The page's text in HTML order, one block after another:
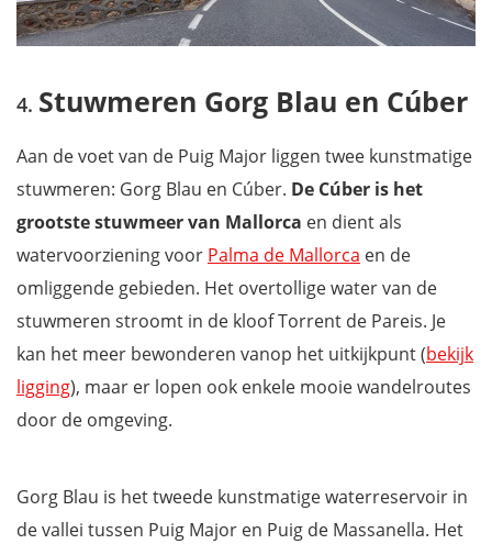
Stuwmeren Gorg Blau en Cúber
Aan de voet van de Puig Major liggen twee kunstmatige
stuwmeren: Gorg Blau en Cúber. De Cúber is het
grootste stuwmeer van Mallorca en dient als
watervoorziening voor Palma de Mallorca en de
omliggende gebieden. Het overtollige water van de
stuwmeren stroomt in de kloof Torrent de Pareis. Je
kan het meer bewonderen vanop het uitkijkpunt (bekijk
ligging), maar er lopen ook enkele mooie wandelroutes
door de omgeving.
Gorg Blau is het tweede kunstmatige waterreservoir in
de vallei tussen Puig Major en Puig de Massanella. Het